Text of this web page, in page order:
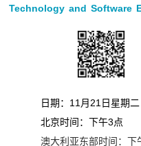
Technology and Software
日期：11月21日星期二
北京时间：下午3点
澳大利亚东部时间： 下